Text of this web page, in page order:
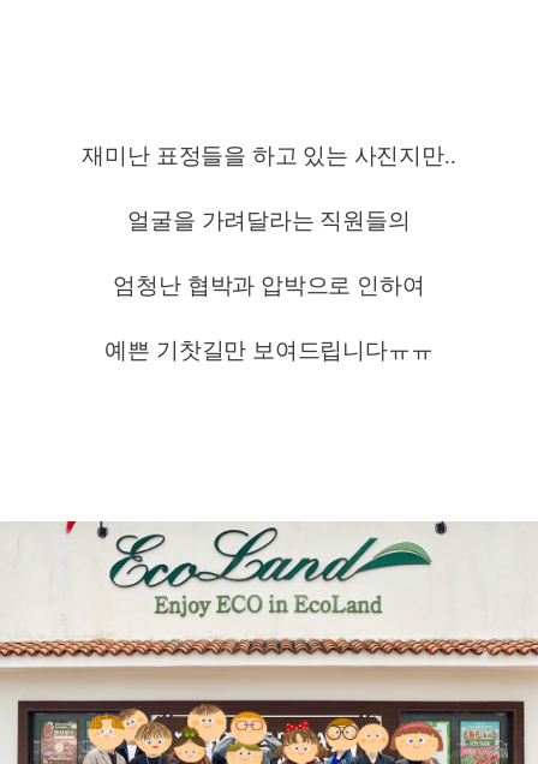
재미난 표정들을 하고 있는 사진지만..
얼굴을 가려달라는 직원들의
엄청난 협박과 압박으로 인하여
예쁜 기찻길만 보여드립니다ㅠㅠ